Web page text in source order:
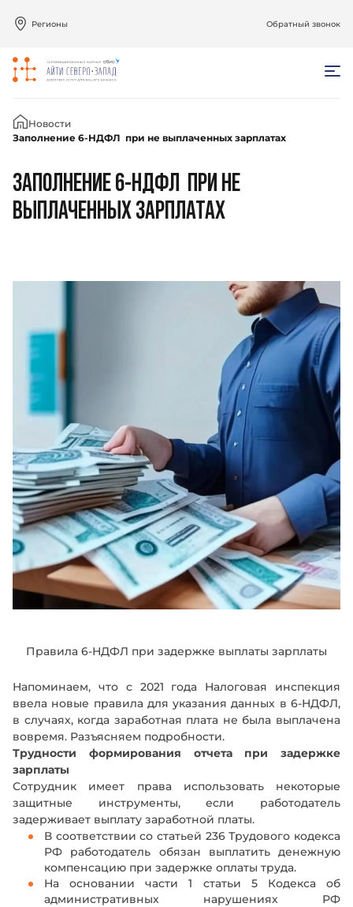
Регионы Обратный звонок
Главная
Новости
Заполнение 6-НДФЛ при не выплаченных зарплатах
ЗАПОЛНЕНИЕ 6-НДФЛ ПРИ НЕ
ВЫПЛАЧЕННЫХ ЗАРПЛАТАХ
Правила 6-НДФЛ при задержке выплаты зарплаты
Напоминаем, что с 2021 года Налоговая инспекция
ввела новые правила для указания данных в 6-НДФЛ,
в случаях, когда заработная плата не была выплачена
вовремя. Разъясняем подробности.
Трудности формирования отчета при задержке
зарплаты
Сотрудник имеет права использовать некоторые
защитные инструменты, если работодатель
задерживает выплату заработной платы.
В соответствии со статьей 236 Трудового кодекса
РФ работодатель обязан выплатить денежную
компенсацию при задержке оплаты труда.
На основании части 1 статьи 5 Кодекса об
административных нарушениях РФ